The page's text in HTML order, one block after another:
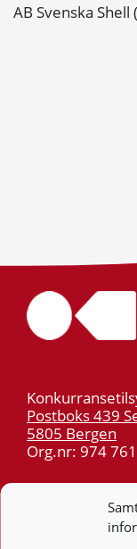
AB Svenska
Postboks 439
5805 Bergen
Org.nr: 974
55 59